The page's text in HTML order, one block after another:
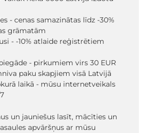
- cenas samazinātas līdz -30%
grāmatām
- -10% atlaide reģistrētiem
- pirkumiem virs 30 EUR
paku skapjiem visā Latvijā
laikā - mūsu internetveikals
un jauniešus lasīt, mācīties un
apvāršņus ar mūsu